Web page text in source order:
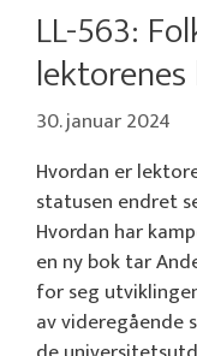
LL-563:
30. januar 2024
Hvordan er
statusen endret
Hvordan har
en ny bok tar
for seg
av videregående